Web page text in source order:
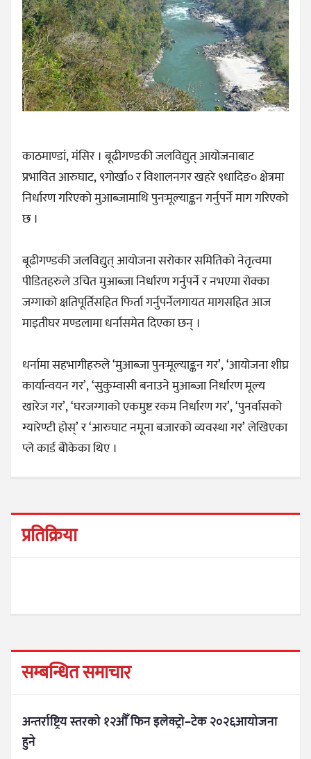
काठमाण्डां, मंसिर । बूढीगण्डकी जलविद्युत् आयोजनाबाट
प्रभावित आरुघाट, ९गोर्खा० र विशालनगर खहरे ९धादिङ० क्षेत्रमा
निर्धारण गरिएको मुआब्जामाथि पुनःमूल्याङ्कन गर्नुपर्ने माग गरिएको
छ ।
बूढीगण्डकी जलविद्युत् आयोजना सरोकार समितिको नेतृत्वमा
पीडितहरुले उचित मुआब्जा निर्धारण गर्नुपर्ने र नभएमा रोक्का
जग्गाको क्षतिपूर्तिसहित फिर्ता गर्नुपर्नेलगायत मागसहित आज
माइतीघर मण्डलामा धर्नासमेत दिएका छन् ।
धर्नामा सहभागीहरुले ‘मुआब्जा पुनःमूल्याङ्कन गर’, ‘आयोजना शीघ्र
कार्यान्वयन गर’, ‘सुकुम्वासी बनाउने मुआब्जा निर्धारण मूल्य
खारेज गर’, ‘घरजग्गाको एकमुष्ट रकम निर्धारण गर’, ‘पुनर्वासको
ग्यारेण्टी होस्’ र ‘आरुघाट नमूना बजारको व्यवस्था गर’ लेखिएका
प्ले कार्ड बोेकेका थिए ।
प्रतिक्रिया
सम्बन्धित समाचार
अन्तर्राष्ट्रिय स्तरको १२औँ फिन इलेक्ट्रो–टेक २०२६आयोजना
हुने